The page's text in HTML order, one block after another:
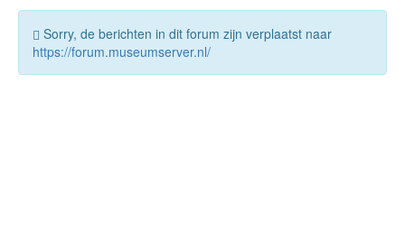
Sorry, de berichten in dit forum zijn verplaatst naar
https://forum.museumserver.nl/